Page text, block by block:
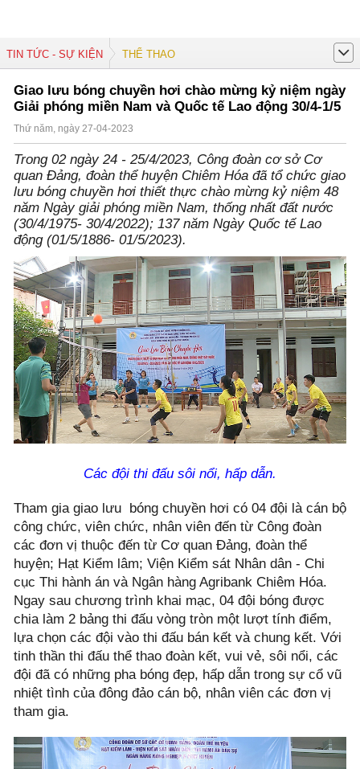
TIN TỨC - SỰ KIỆN THỂ THAO
Giao lưu bóng chuyền hơi chào mừng kỷ niệm ngày
Giải phóng miền Nam và Quốc tế Lao động 30/4-1/5
Thứ năm, ngày 27-04-2023
Trong 02 ngày 24 - 25/4/2023, Công đoàn cơ sở Cơ
quan Đảng, đoàn thể huyện Chiêm Hóa đã tổ chức giao
lưu bóng chuyền hơi thiết thực chào mừng kỷ niệm 48
năm Ngày giải phóng miền Nam, thống nhất đất nước
(30/4/1975- 30/4/2022); 137 năm Ngày Quốc tế Lao
động (01/5/1886- 01/5/2023).
Các đội thi đấu sôi nổi, hấp dẫn.
Tham gia giao lưu bóng chuyền hơi có 04 đội là cán bộ
công chức, viên chức, nhân viên đến từ Công đoàn
các đơn vị thuộc đến từ Cơ quan Đảng, đoàn thể
huyện; Hạt Kiểm lâm; Viện Kiểm sát Nhân dân - Chi
cục Thi hành án và Ngân hàng Agribank Chiêm Hóa.
Ngay sau chương trình khai mạc, 04 đội bóng được
chia làm 2 bảng thi đấu vòng tròn một lượt tính điểm,
lựa chọn các đội vào thi đấu bán kết và chung kết. Với
tinh thần thi đấu thể thao đoàn kết, vui vẻ, sôi nổi, các
đội đã có những pha bóng đẹp, hấp dẫn trong sự cổ vũ
nhiệt tình của đông đảo cán bộ, nhân viên các đơn vị
tham gia.